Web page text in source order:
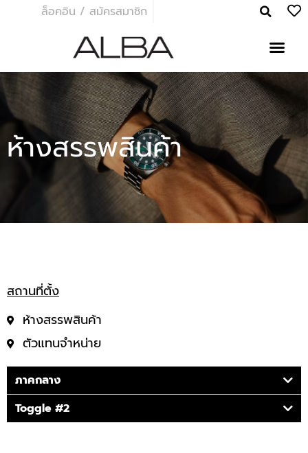
ล็อคอิน / สมัครสมาชิก
ห้างสรรพสินค้า
สถานที่ตั้ง
ห้างสรรพสินค้า
ตัวแทนจำหน่าย
ภาคกลาง
Toggle #2